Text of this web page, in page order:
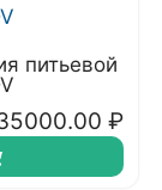
питьевой
₽